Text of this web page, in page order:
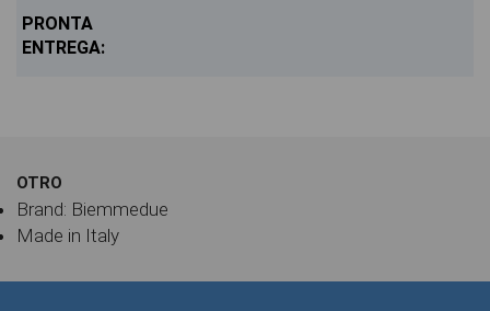
OTRO
Brand: Biemmedue
Made in Italy